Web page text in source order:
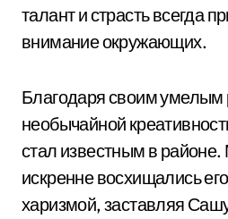
талант и страсть всегда
внимание окружающих.
Благодаря своим умелым
необычайной
стал известным в
искренне восхищались
харизмой, заставляя